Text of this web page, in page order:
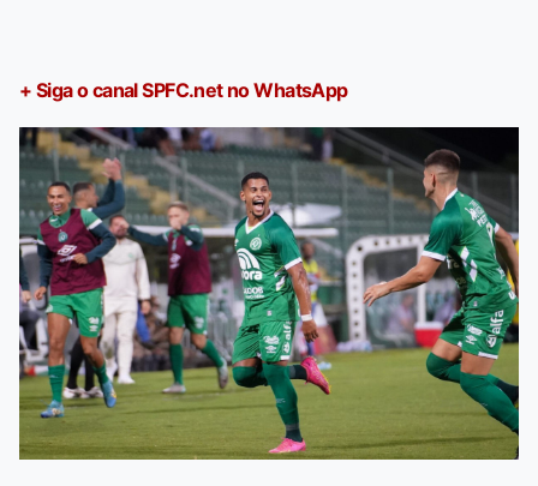
+ Siga o canal SPFC.net no WhatsApp